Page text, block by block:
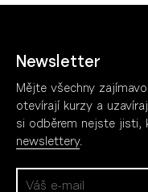
Newsletter
Mějte všechny
otevírají kurzy a
si odběrem nejste jisti,
newslettery.